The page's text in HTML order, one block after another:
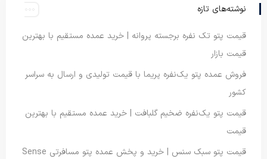
نوشته‌های تازه
قیمت پتو تک نفره برجسته پروانه | خرید عمده مستقیم با بهترین
قیمت بازار
فروش عمده پتو یک‌نفره پریما با قیمت تولیدی و ارسال به سراسر
کشور
قیمت پتو یک‌نفره ضخیم گلبافت | خرید عمده مستقیم با بهترین
قیمت
قیمت پتو سبک سنس | خرید و پخش عمده پتو مسافرتی Sense